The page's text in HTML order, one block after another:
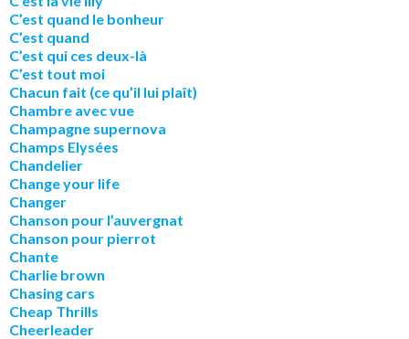
C’est quand le bonheur
C’est quand
C’est qui ces deux-là
C’est tout moi
Chacun fait (ce qu’il lui plaît)
Chambre avec vue
Champagne supernova
Champs Elysées
Chandelier
Change your life
Changer
Chanson pour l’auvergnat
Chanson pour pierrot
Chante
Charlie brown
Chasing cars
Cheap Thrills
Cheerleader